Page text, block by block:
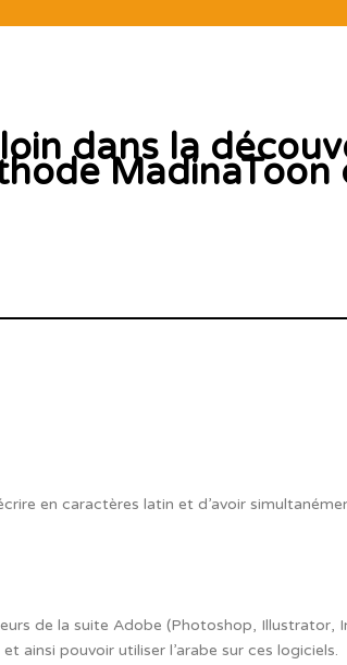
dans la
MadinaToon
en caractères latin et d’avoir
de la suite Adobe (Photoshop, Illustrator,
ainsi pouvoir utiliser l’arabe sur ces logiciels.